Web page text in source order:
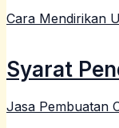
Cara Mendirikan
Syarat
Jasa Pembuatan